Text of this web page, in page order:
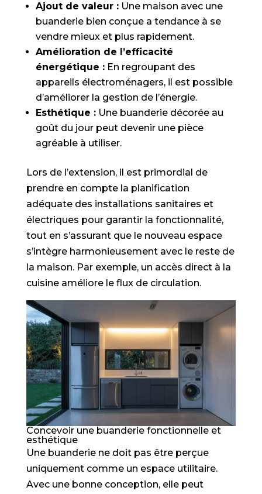
Ajout de valeur :Une maison avec une
buanderie bien conçue a tendance à se
vendre mieux et plus rapidement.
Amélioration de l’efficacité
énergétique :En regroupant des
appareils électroménagers, il est possible
d’améliorer la gestion de l’énergie.
Esthétique :Une buanderie décorée au
goût du jour peut devenir une pièce
agréable à utiliser.
Lors de l’extension, il est primordial de
prendre en compte la planification
adéquate des installations sanitaires et
électriques pour garantir la fonctionnalité,
tout en s’assurant que le nouveau espace
s’intègre harmonieusement avec le reste de
la maison. Par exemple, un accès direct à la
cuisine améliore le flux de circulation.
Concevoir une buanderie fonctionnelle et
esthétique
Une buanderie ne doit pas être perçue
uniquement comme un espace utilitaire.
Avec une bonne conception, elle peut